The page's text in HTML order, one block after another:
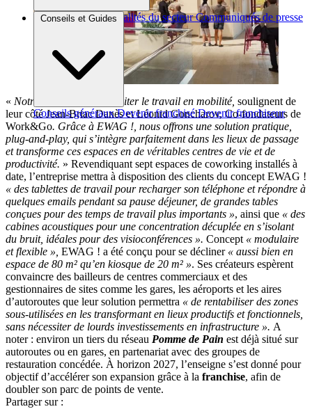
Brèves et actus Actualités du secteur Communiqués de presse
Conseils et Guides
Conseils généraux Devenir franchisé Devenir franchiseur
« Notre mission est de faciliter le travail en mobilité, soulignent de
leur côté Jean-Briac Danès et Léonid Goncharov, Co-fondateurs de
Work&Go. Grâce à EWAG !, nous offrons une solution pratique,
plug-and-play, qui s’intègre parfaitement dans les lieux de passage
et transforme ces espaces en de véritables centres de vie et de
productivité. » Revendiquant sept espaces de coworking installés à
date, l’entreprise mettra à disposition des clients du concept EWAG !
« des tablettes de travail pour recharger son téléphone et répondre à
quelques emails pendant sa pause déjeuner, de grandes tables
conçues pour des temps de travail plus importants », ainsi que « des
cabines acoustiques pour une concentration décuplée en s’isolant
du bruit, idéales pour des visioconférences ». Concept « modulaire
et flexible », EWAG ! a été conçu pour se décliner « aussi bien en
espace de 80 m² qu’en kiosque de 20 m² ». Ses créateurs espèrent
convaincre des bailleurs de centres commerciaux et des
gestionnaires de sites comme les gares, les aéroports et les aires
d’autoroutes que leur solution permettra « de rentabiliser des zones
sous-utilisées en les transformant en lieux productifs et fonctionnels,
sans nécessiter de lourds investissements en infrastructure ». A
noter : environ un tiers du réseau Pomme de Pain est déjà situé sur
autoroutes ou en gares, en partenariat avec des groupes de
restauration concédée. À horizon 2027, l’enseigne s’est donné pour
objectif d’accélérer son expansion grâce à la franchise, afin de
doubler son parc de points de vente.
Partager sur :